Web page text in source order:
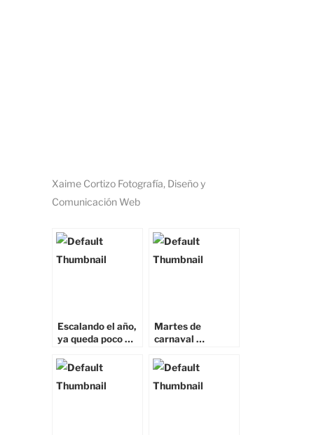
Xaime Cortizo Fotografía, Diseño y
Comunicación Web
Escalando el año,
ya queda poco …
Martes de
carnaval …